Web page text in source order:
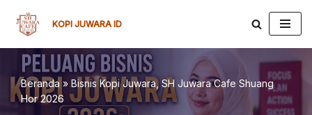
Lompat
konten
KOPI JUWARA ID
Beranda » Bisnis Kopi Juwara, SH Juwara Cafe Shuang
Hor 2026